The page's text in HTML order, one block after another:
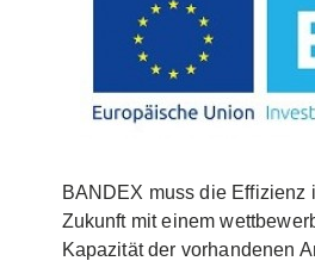
BANDEX muss die Effizienz
Zukunft mit einem
Kapazität der vorhandenen